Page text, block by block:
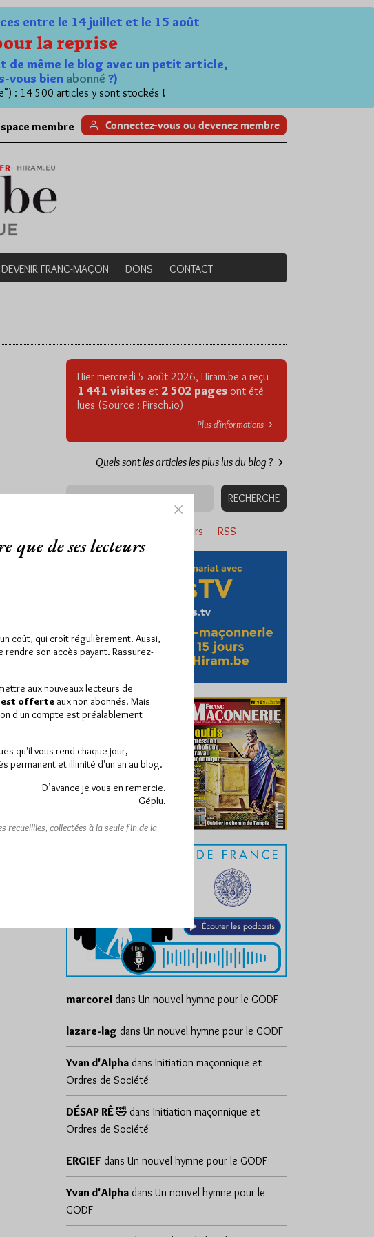
entre le 14 juillet et le 15 août
la reprise
même le blog avec un petit article,
vous bien abonné ?)
: 14 500 articles y sont stockés !
membre Connectez-vous ou devenez membre
DEVENIR FRANC-MAÇON DONS CONTACT
Hier mercredi 5 août 2026, Hiram.be a reçu
1 441 visites et 2 502 pages ont été
lues (Source : Pirsch.io)
Plus d’informations
Quels sont les articles les plus lus du blog ?
Abonnement aux Newsletters - RSS
marcorel dans Un nouvel hymne pour le GODF
lazare-lag dans Un nouvel hymne pour le GODF
Yvan d'Alpha dans Initiation maçonnique et
Ordres de Société
DÉSAP RÊ 🤣 dans Initiation maçonnique et
Ordres de Société
ERGIEF dans Un nouvel hymne pour le GODF
Yvan d'Alpha dans Un nouvel hymne pour le
GODF
de ses lecteurs
coût, qui croît régulièrement. Aussi,
son accès payant. Rassurez-
aux nouveaux lecteurs de
est offerte aux non abonnés. Mais
d'un compte est préalablement
qu'il vous rend chaque jour,
permanent et illimité d'un an au blog.
D’avance je vous en remercie.
Géplu.
recueillies, collectées à la seule fin de la